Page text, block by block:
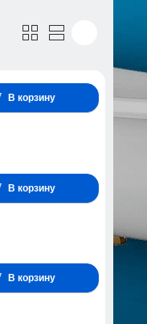
В корзину
В корзину
В корзину